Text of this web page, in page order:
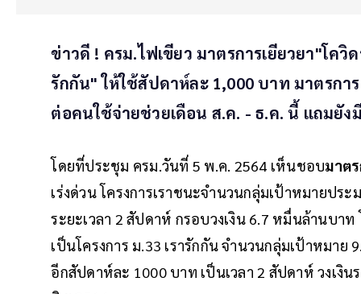
ข่าวดี ! ครม.ไฟเขียว มาตรการเยียวยา"โควิ
รักกัน" ให้ใช้สัปดาห์ละ 1,000 บาท มาตรกา
ต่อคนใช้จ่ายช่วยเดือน ส.ค. - ธ.ค. นี้ แถมยัง
โดยที่ประชุม ครม.วันที่ 5 พ.ค. 2564 เห็นชอบมาต
เร่งด่วน โครงการเราชนะจำนวนกลุ่มเป้าหมายป
ระยะเวลา 2 สัปดาห์ กรอบวงเงิน 6.7 หมื่นล้านบา
เป็นโครงการ ม.33 เรารักกัน จำนวนกลุ่มเป้าหมา
อีกสัปดาห์ละ 1000 บาท เป็นเวลา 2 สัปดาห์ วงเงิ